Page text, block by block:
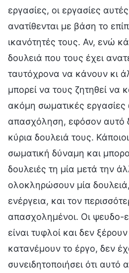
εργασίες, οι εργασίες
ανατίθενται με βάση το
ικανότητές τους. Αν, ενώ
δουλειά που τους έχει
ταυτόχρονα να κάνουν κι
μπορεί να τους ζητηθεί να
ακόμη σωματικές εργασίες
απασχόληση, εφόσον αυτό
κύρια δουλειά τους.
σωματική δύναμη και
δουλειές τη μία μετά την
ολοκληρώσουν μία
ενέργεια, και τον
απασχολημένοι. Οι ψευδο-
είναι τυφλοί και δεν
κατανέμουν το έργο, δεν
συνειδητοποιήσει ότι αυτό